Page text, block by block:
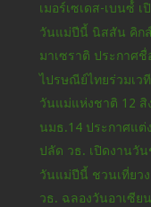
เมอร์เซเดส-เบนซ์์ เ
วันแม่ปีนี้ นิสสัน คิก
มาเซราติ ประกาศชื่
ไปรษณีย์ไทยร่วมเว
วันแม่แห่งชาติ 12 สิ
นมธ.14 ประกาศแต่
ปลัด วธ. เปิดงานวัน
วันแม่ปีนี้ ชวนเที่ยว
วธ. ฉลองวันอาเซีย